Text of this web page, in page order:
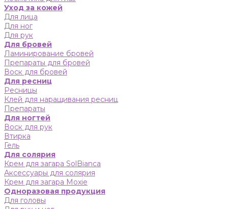
Уход за кожей
Для лица
Для ног
Для рук
Для бровей
Ламинирование бровей
Препараты для бровей
Воск для бровей
Для ресниц
Ресницы
Клей для наращивания ресниц
Препараты
Для ногтей
Воск для рук
Втирка
Гель
Для солярия
Крем для загара SolBianca
Аксессуары для солярия
Крем для загара Moxie
Одноразовая продукция
Для головы